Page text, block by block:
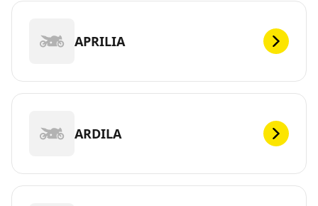
APRILIA
ARDILA